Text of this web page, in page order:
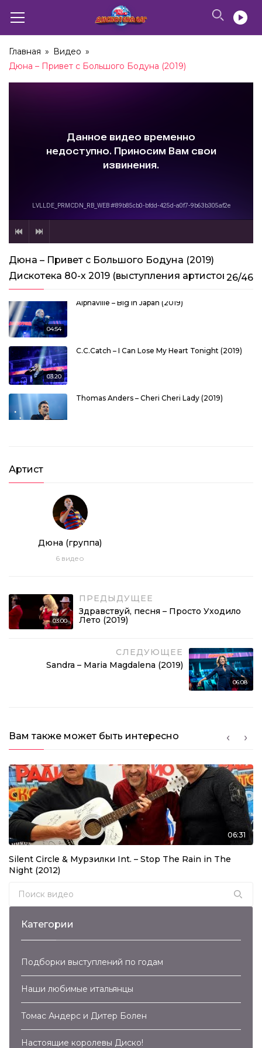
Главная » Видео »
Дюна – Привет с Большого Бодуна (2019)
Дюна – Привет с Большого Бодуна (2019)
Дискотека 80-х 2019 (выступления артистов)26/46
04:54
Alphaville – Big In Japan (2019)
03:20
C.C.Catch – I Can Lose My Heart Tonight (2019)
Thomas Anders – Cheri Cheri Lady (2019)
03:38
03:34
Thomas Anders – Cheri Cheri Lady (2019)
04:09
Pupo – Gelato Al Cioccolato (2019)
(2019)
Sandra – Hiroshima (2019)
03:57
Bad Boys Blue – You’re a Woman (2019)
03:59
03:43
03:34
Сергей Минаев – 22 Притопа (2019)
Londonbeat – Where Are You (2019)
Артист
Дюна (группа)
6 видео
03:00
ПРЕДЫДУЩЕЕ
Здравствуй, песня – Просто Уходило
Лето (2019)
СЛЕДУЮЩЕЕ
Sandra – Maria Magdalena (2019)
06:08
Вам также может быть интересно
06:31
Silent Circle & Мурзилки Int. – Stop The Rain in The
Night (2012)
Search for:
Категории
Подборки выступлений по годам
Наши любимые итальянцы
Томас Андерс и Дитер Болен
Настоящие королевы Диско!